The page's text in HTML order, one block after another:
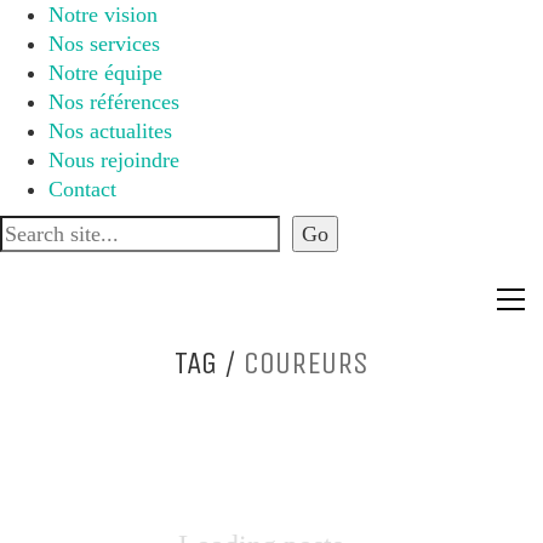
Notre vision
Nos services
Notre équipe
Nos références
Nos actualites
Nous rejoindre
Contact
TAG / COUREURS